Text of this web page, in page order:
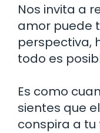
Nos invita a
amor puede
perspectiva,
todo es
Es como
sientes que
conspira a tu